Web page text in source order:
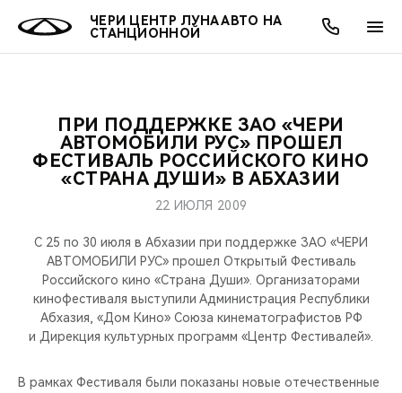
ЧЕРИ ЦЕНТР ЛУНА АВТО НА
СТАНЦИОННОЙ
МОДЕЛИ
ВСЕ МОДЕЛИ
СЕДАНЫ
НОВИНКИ
ПОКУПАТЕЛЯМ
ВЫБОР И ПОКУПКА
ВЛАДЕЛЬЦАМ
ПОДДЕРЖКА
CHERY CONNECT
МИР CHERY
АКСЕССУАРЫ
CHERY В СОЦСЕТЯХ
ЛЮДИ CHERY
АКЦИИ
ВЫГОДЫ И АКЦИИ
ОНЛАЙН СЕРВИСЫ
ВЫБОР И ПОКУПКА
О КОМПАНИИ
ПРИ ПОДДЕРЖКЕ ЗАО «ЧЕРИ
АВТОМОБИЛИ РУС» ПРОШЕЛ
ФЕСТИВАЛЬ РОССИЙСКОГО КИНО
«СТРАНА ДУШИ» В АБХАЗИИ
22 ИЮЛЯ 2009
С 25 по 30 июля в Абхазии при поддержке ЗАО «ЧЕРИ
АВТОМОБИЛИ РУС» прошел Открытый Фестиваль
Российского кино «Страна Души». Организаторами
кинофестиваля выступили Администрация Республики
Абхазия, «Дом Кино» Союза кинематографистов РФ
и Дирекция культурных программ «Центр Фестивалей».
В рамках Фестиваля были показаны новые отечественные